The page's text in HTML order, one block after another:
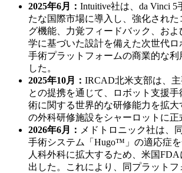
2025年6月： Intuitive社は、da Vinci
たな国際市場に導入し、強化され
グ機能、力覚フィードバック、お
学に基づいた設計を備えた次世代ロ
手術プラットフォームの商業的な利
した。
2025年10月： IRCAD北米支部は、
との提携を通じて、ロボット支援
術に関する世界的な研修能力を拡大
の外科研修施設をシャーロットに正
2026年6月： メドトロニック社は、
手術システム「Hugo™」の適応症
人科外科に拡大するため、米国FDA
出した。これにより、同プラットフ